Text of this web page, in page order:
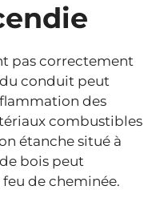
pas correctement
conduit peut
des
combustibles
étanche situé à
bois peut
de cheminée.